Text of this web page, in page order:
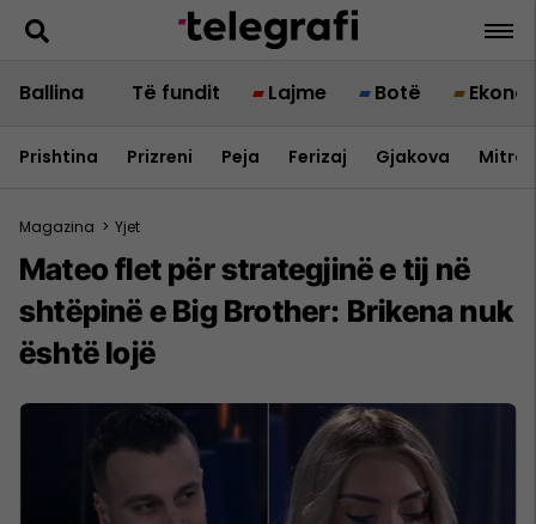
Ballina Të fundit Lajme Botë
Prishtina Prizreni Peja Ferizaj Gjakova
Magazina > Yjet
Mateo flet për strategjinë e tij në
shtëpinë e Big Brother: Brikena nuk
është lojë